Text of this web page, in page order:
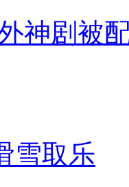
神剧被
雪取乐